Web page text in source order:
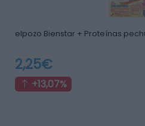
elpozo Bienstar + Proteínas
2,25€
+13,07%